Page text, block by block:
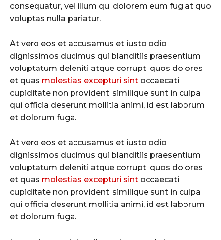
consequatur, vel illum qui dolorem eum fugiat quo
voluptas nulla pariatur.
At vero eos et accusamus et iusto odio
dignissimos ducimus qui blanditiis praesentium
voluptatum deleniti atque corrupti quos dolores
et quas molestias excepturi sint occaecati
cupiditate non provident, similique sunt in culpa
qui officia deserunt mollitia animi, id est laborum
et dolorum fuga.
At vero eos et accusamus et iusto odio
dignissimos ducimus qui blanditiis praesentium
voluptatum deleniti atque corrupti quos dolores
et quas molestias excepturi sint occaecati
cupiditate non provident, similique sunt in culpa
qui officia deserunt mollitia animi, id est laborum
et dolorum fuga.